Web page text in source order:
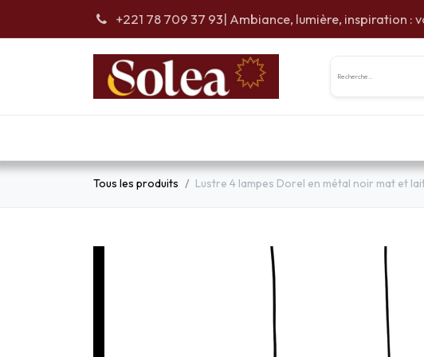
+221 78 709 37 93| Ambiance, lumière, inspiration :
Tous les produits Lustre 4 lampes Dorel en métal noir mat et